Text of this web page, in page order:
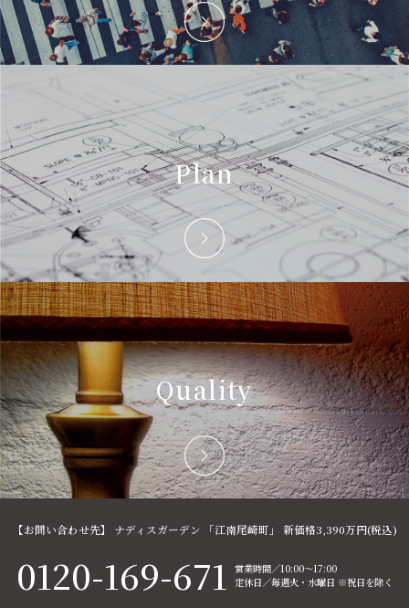
Plan
Quality
【お問い合わせ先】 ナディスガーデン 「江南尾崎町」 新価格3,390万円(税込)
0120-169-671
営業時間／10:00～17:00
定休日／毎週火・水曜日 ※祝日を除く